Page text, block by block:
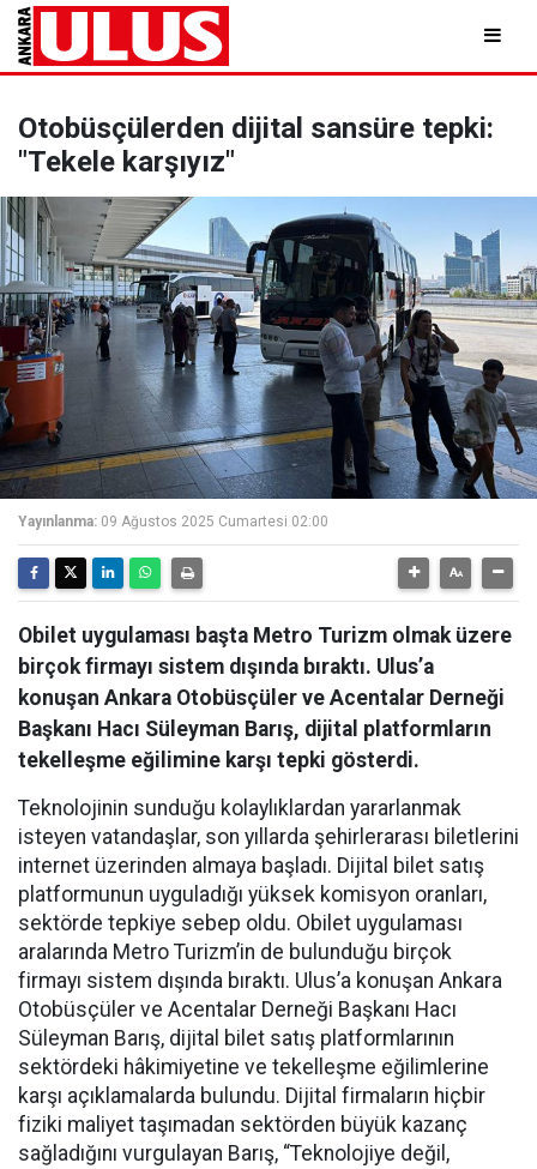
Otobüsçülerden dijital sansüre tepki:
"Tekele karşıyız"
Yayınlanma: 09 Ağustos 2025 Cumartesi 02:00
Obilet uygulaması başta Metro Turizm olmak üzere
birçok firmayı sistem dışında bıraktı. Ulus’a
konuşan Ankara Otobüsçüler ve Acentalar Derneği
Başkanı Hacı Süleyman Barış, dijital platformların
tekelleşme eğilimine karşı tepki gösterdi.
Teknolojinin sunduğu kolaylıklardan yararlanmak
isteyen vatandaşlar, son yıllarda şehirlerarası biletlerini
internet üzerinden almaya başladı. Dijital bilet satış
platformunun uyguladığı yüksek komisyon oranları,
sektörde tepkiye sebep oldu. Obilet uygulaması
aralarında Metro Turizm’in de bulunduğu birçok
firmayı sistem dışında bıraktı. Ulus’a konuşan Ankara
Otobüsçüler ve Acentalar Derneği Başkanı Hacı
Süleyman Barış, dijital bilet satış platformlarının
sektördeki hâkimiyetine ve tekelleşme eğilimlerine
karşı açıklamalarda bulundu. Dijital firmaların hiçbir
fiziki maliyet taşımadan sektörden büyük kazanç
sağladığını vurgulayan Barış, “Teknolojiye değil,